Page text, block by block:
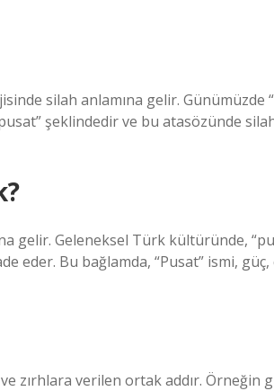
silah anlamına gelir. Günümüzde
şeklindedir ve bu atasözünde
gelir. Geleneksel Türk kültüründe,
eder. Bu bağlamda, “Pusat” ismi, güç,
zırhlara verilen ortak addır. Örneğin